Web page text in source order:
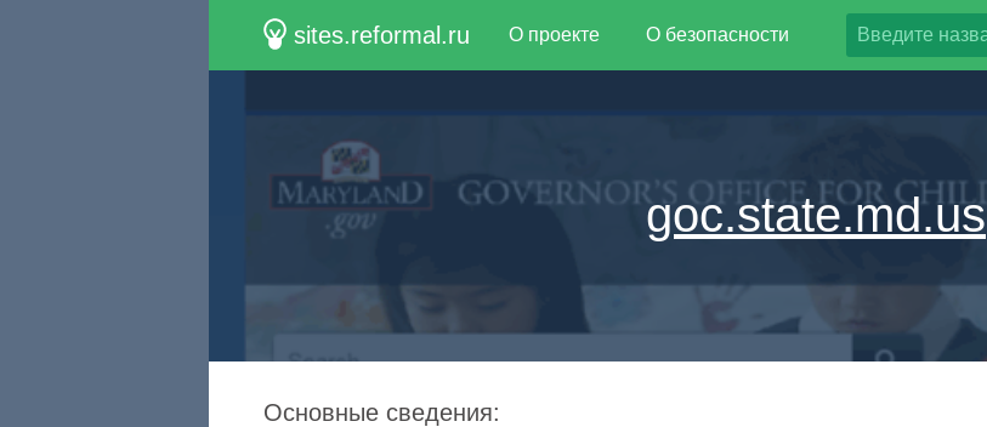
sites.reformal.ru О проекте О безопасности
goc.state.md.us
Основные сведения: